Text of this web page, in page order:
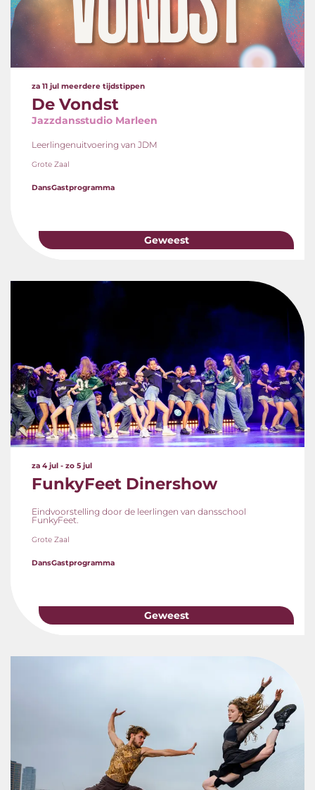
De Vondst
Jazzdansstudio Marleen
za 11 jul meerdere tijdstippen
Leerlingenuitvoering van JDM
Grote Zaal
DansGastprogramma
Geweest
FunkyFeet Dinershow
za 4 jul - zo 5 jul
Eindvoorstelling door de leerlingen van dansschool
FunkyFeet.
Grote Zaal
DansGastprogramma
Geweest